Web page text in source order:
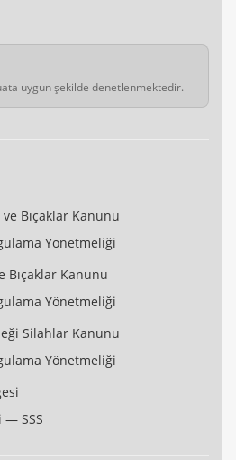
uygun şekilde denetlenmektedir.
Bıçaklar Kanunu
Yönetmeliği
Bıçaklar Kanunu
Yönetmeliği
Silahlar Kanunu
Yönetmeliği
— SSS